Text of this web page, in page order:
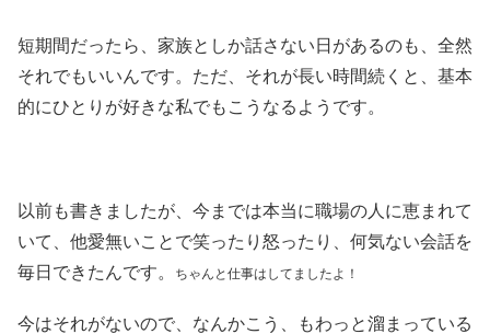
短期間だったら、家族としか話さない日があるのも、全然
それでもいいんです。ただ、それが長い時間続くと、基本
的にひとりが好きな私でもこうなるようです。
以前も書きましたが、今までは本当に職場の人に恵まれて
いて、他愛無いことで笑ったり怒ったり、何気ない会話を
毎日できたんです。
ちゃんと仕事はしてましたよ！
今はそれがないので、なんかこう、もわっと溜まっている